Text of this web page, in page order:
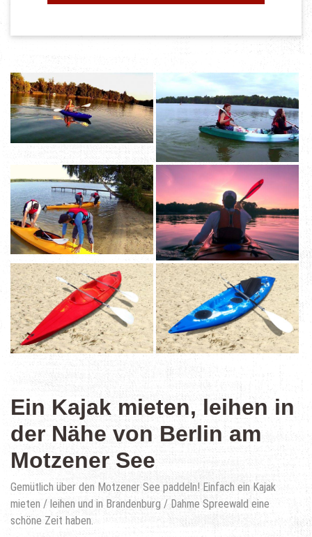
Ein Kajak mieten, leihen in
der Nähe von Berlin am
Motzener See
Gemütlich über den Motzener See paddeln! Einfach ein Kajak
mieten / leihen und in Brandenburg / Dahme Spreewald eine
schöne Zeit haben.